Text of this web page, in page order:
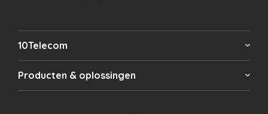
10Telecom
Producten & oplossingen